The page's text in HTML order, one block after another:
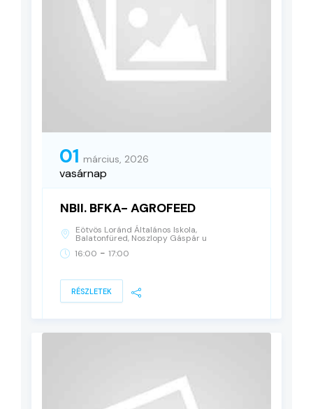
01 március, 2026
vasárnap
NBII. BFKA- AGROFEED
Eötvös Loránd Általános Iskola,
Balatonfüred, Noszlopy Gáspár u
16:00 - 17:00
RÉSZLETEK